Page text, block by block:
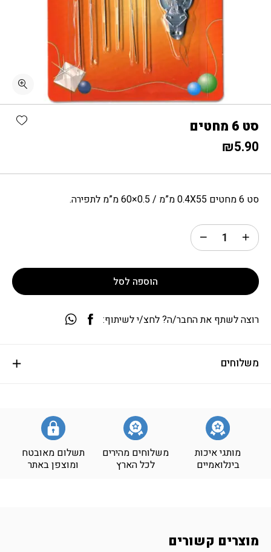
סט 6 מחטים
₪5.90
סט 6 מחטים 0.4X55 מ”מ / 0.5×60 מ”מ לתפירה.
הוספה לסל
משלוחים
מותגי איכות
בינלואמיים
משלוחים מהירים
לכל הארץ
תשלום מאובטח
ומוצפן באתר
רוצה לשתף את החבר/ה? לחצ/י לשיתוף:
מוצרים קשורים